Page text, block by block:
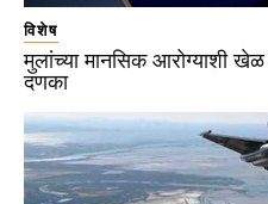
विशेष
मुलांच्या मानसिक आरोग्याशी
दणका